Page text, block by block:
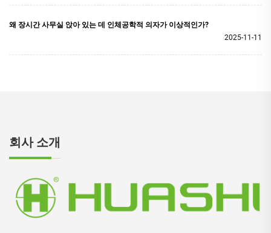
왜 장시간 사무실 앉아 있는 데 인체공학적 의자가 이상적인가?
2025-11-11
회사 소개